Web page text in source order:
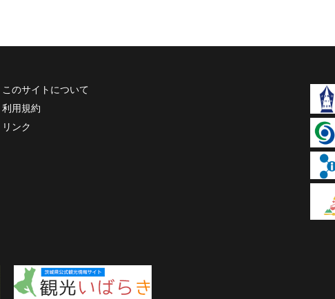
このサイトについて
利用規約
リンク